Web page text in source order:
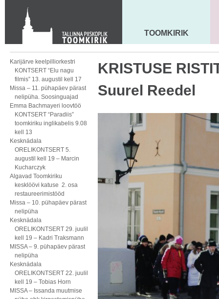
KONTAKT
Toom-Kooli 6, 10130 TALLINN
tallinna.toom@eelk.ee
MAARJA KIRIK
TOOMKIRIK
Karijärve keelpilliorkestri
KONTSERT “Elu nagu
filmis” 13. augustil kell 17
Missa – 11. pühapäev pärast
nelipüha. Soosinguajad
Emma Bachmayeri loovtöö
KONTSERT “Paradiis”
toomkiriku inglikabelis 9.08
kell 13
Kesknädala
ORELIKONTSERT 5.
augustil kell 19 – Marcin
Kucharczyk
Algavad Toomkiriku
kesklöövi katuse 2. osa
restaureerimistööd
Missa – 10. pühapäev pärast
nelipüha
Kesknädala
ORELIKONTSERT 29. juulil
kell 19 – Kadri Traksmann
MISSA – 9. pühapäev pärast
nelipüha
Kesknädala
ORELIKONTSERT 22. juulil
kell 19 – Tobias Horn
MISSA – Issanda muutmise
KRISTUSE
Suurel Reedel